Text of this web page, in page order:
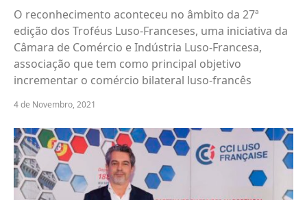
O reconhecimento aconteceu no âmbito da 27ª
edição dos Troféus Luso-Franceses, uma iniciativa da
Câmara de Comércio e Indústria Luso-Francesa,
associação que tem como principal objetivo
incrementar o comércio bilateral luso-francês
4 de Novembro, 2021